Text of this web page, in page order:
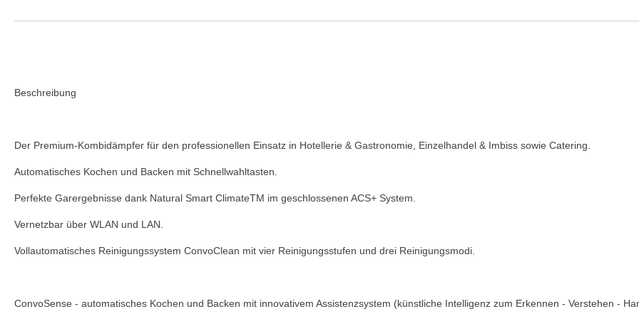
Beschreibung
Der Premium-Kombidämpfer für den professionellen Einsatz in Hotellerie & Gastronomie, Einzelhandel & Imbiss sowie Catering.
Automatisches Kochen und Backen mit Schnellwahltasten.
Perfekte Garergebnisse dank Natural Smart ClimateTM im geschlossenen ACS+ System.
Vernetzbar über WLAN und LAN.
Vollautomatisches Reinigungssystem ConvoClean mit vier Reinigungsstufen und drei Reinigungsmodi.
ConvoSense - automatisches Kochen und Backen mit innovativem Assistenzsystem (künstliche Intelligenz zum Erkennen - Verstehen -